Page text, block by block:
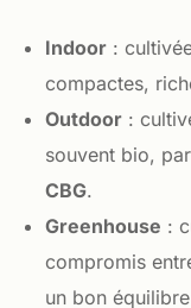
Indoor :
compactes,
Outdoor :
souvent bio,
CBG.
Greenhouse :
compromis
un bon